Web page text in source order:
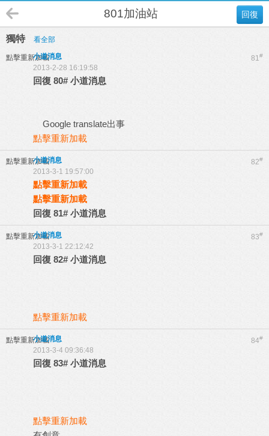
回復
801加油站
獨特 看全部
點擊重新加載 81#
小道消息
2013-2-28 16:19:58
回復 80# 小道消息
Google translate出事
點擊重新加載
點擊重新加載 82#
小道消息
2013-3-1 19:57:00
點擊重新加載
點擊重新加載
回復 81# 小道消息
點擊重新加載 83#
小道消息
2013-3-1 22:12:42
回復 82# 小道消息
點擊重新加載
點擊重新加載 84#
小道消息
2013-3-4 09:36:48
回復 83# 小道消息
點擊重新加載